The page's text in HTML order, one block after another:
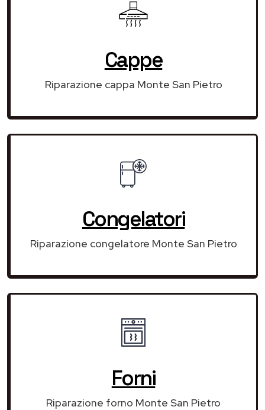
Cappe
Riparazione cappa Monte San Pietro
Congelatori
Riparazione congelatore Monte San Pietro
Forni
Riparazione forno Monte San Pietro